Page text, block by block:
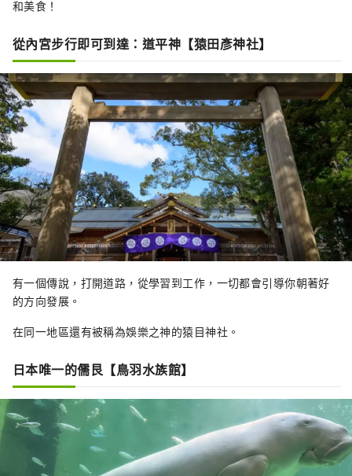
和美食！
從內宮步行即可到達：道平神【猿田彥神社】
有一個傳說，打開道路，從學習到工作，一切都會引導你朝著好
的方向發展。
在同一地區還有被稱為娛樂之神的猿目神社。
日本唯一的儒艮【鳥羽水族館】